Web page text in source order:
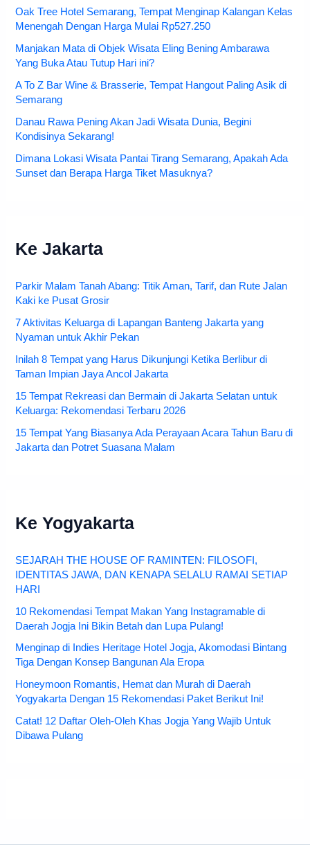
Oak Tree Hotel Semarang, Tempat Menginap Kalangan Kelas
Menengah Dengan Harga Mulai Rp527.250
Manjakan Mata di Objek Wisata Eling Bening Ambarawa
Yang Buka Atau Tutup Hari ini?
A To Z Bar Wine & Brasserie, Tempat Hangout Paling Asik di
Semarang
Danau Rawa Pening Akan Jadi Wisata Dunia, Begini
Kondisinya Sekarang!
Dimana Lokasi Wisata Pantai Tirang Semarang, Apakah Ada
Sunset dan Berapa Harga Tiket Masuknya?
Ke Jakarta
Parkir Malam Tanah Abang: Titik Aman, Tarif, dan Rute Jalan
Kaki ke Pusat Grosir
7 Aktivitas Keluarga di Lapangan Banteng Jakarta yang
Nyaman untuk Akhir Pekan
Inilah 8 Tempat yang Harus Dikunjungi Ketika Berlibur di
Taman Impian Jaya Ancol Jakarta
15 Tempat Rekreasi dan Bermain di Jakarta Selatan untuk
Keluarga: Rekomendasi Terbaru 2026
15 Tempat Yang Biasanya Ada Perayaan Acara Tahun Baru di
Jakarta dan Potret Suasana Malam
Ke Yogyakarta
SEJARAH THE HOUSE OF RAMINTEN: FILOSOFI,
IDENTITAS JAWA, DAN KENAPA SELALU RAMAI SETIAP
HARI
10 Rekomendasi Tempat Makan Yang Instagramable di
Daerah Jogja Ini Bikin Betah dan Lupa Pulang!
Menginap di Indies Heritage Hotel Jogja, Akomodasi Bintang
Tiga Dengan Konsep Bangunan Ala Eropa
Honeymoon Romantis, Hemat dan Murah di Daerah
Yogyakarta Dengan 15 Rekomendasi Paket Berikut Ini!
Catat! 12 Daftar Oleh-Oleh Khas Jogja Yang Wajib Untuk
Dibawa Pulang